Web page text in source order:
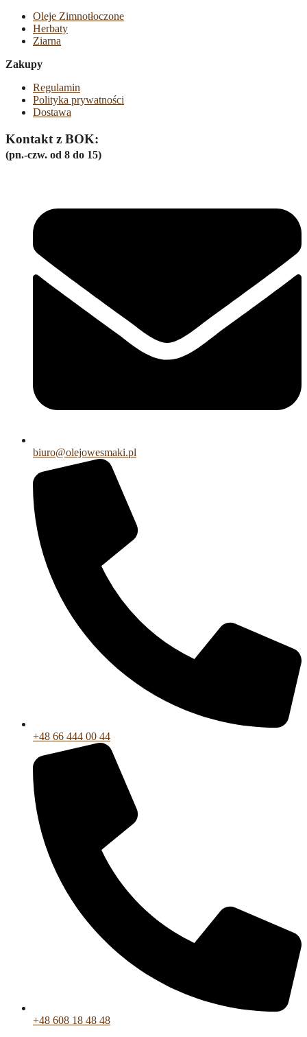
Oleje Zimnotłoczone
Herbaty
Ziarna
Zakupy
Regulamin
Polityka prywatności
Dostawa
Kontakt z BOK:
(pn.-czw. od 8 do 15)
biuro@olejowesmaki.pl
+48 66 444 00 44
+48 608 18 48 48